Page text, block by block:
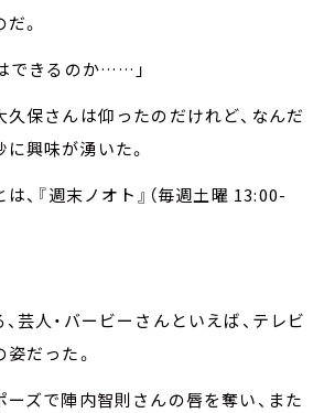
。
できるのか……」
保さんは仰ったのだけれど、なんだ
興味が湧いた。
、『週末ノオト』（毎週土曜 13:00-
芸人・バービーさんといえば、テレビ
だった。
ズで陣内智則さんの唇を奪い、また